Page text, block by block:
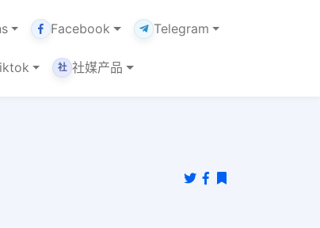
Facebook Telegram
社 社媒产品